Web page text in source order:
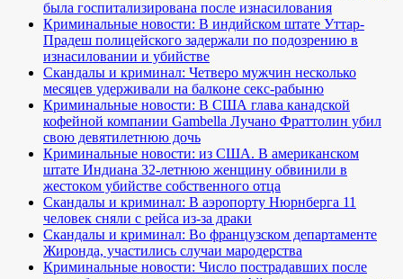
была госпитализирована после изнасилования
Криминальные новости: В индийском штате Уттар-
Прадеш полицейского задержали по подозрению в
изнасиловании и убийстве
Скандалы и криминал: Четверо мужчин несколько
месяцев удерживали на балконе секс-рабыню
Криминальные новости: В США глава канадской
кофейной компании Gambella Лучано Фраттолин убил
свою девятилетнюю дочь
Криминальные новости: из США. В американском
штате Индиана 32-летнюю женщину обвинили в
жестоком убийстве собственного отца
Скандалы и криминал: В аэропорту Нюрнберга 11
человек сняли с рейса из-за драки
Скандалы и криминал: Во французском департаменте
Жиронда, участились случаи мародерства
Криминальные новости: Число пострадавших после